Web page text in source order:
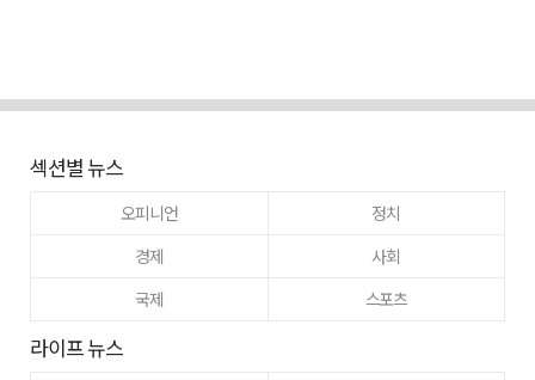
섹션별 뉴스
오피니언
정치
경제
사회
국제
스포츠
라이프 뉴스